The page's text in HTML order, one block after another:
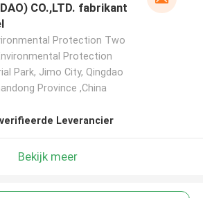
CO.,LTD. fabrikant
Protection Two
Protection
Park, Jimo City, Qingdao
Province ,China
Leverancier
Bekijk meer